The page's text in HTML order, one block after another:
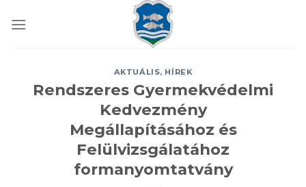
AKTUÁLIS, HÍREK
Rendszeres Gyermekvédelmi
Kedvezmény
Megállapításához és
Felülvizsgálatához
formanyomtatvány